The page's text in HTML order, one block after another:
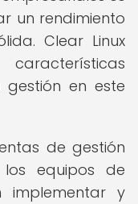
un rendimiento
Clear Linux
en este
de gestión
equipos de
implementar y